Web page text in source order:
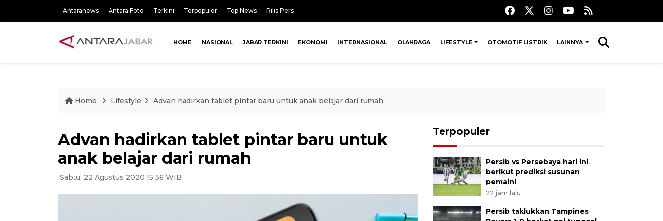
Antaranews Antara Foto Terkini Terpopuler Top News Rilis Pers
HOME NASIONAL JABAR TERKINI EKONOMI INTERNASIONAL OLAHRAGA LIFESTYLE OTOMOTIF LISTRIK LAINNYA
Home Lifestyle Advan hadirkan tablet pintar baru untuk anak belajar dari rumah
Advan hadirkan tablet pintar baru untuk
anak belajar dari rumah
Sabtu, 22 Agustus 2020 15:36 WIB
Terpopuler
Persib vs Persebaya hari ini,
berikut prediksi susunan
pemain!
22 jam lalu
Persib taklukkan Tampines